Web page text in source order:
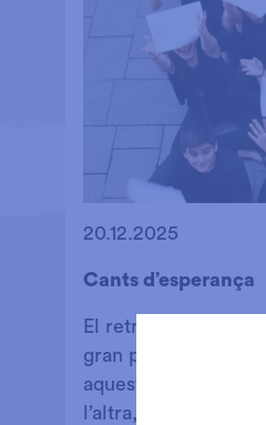
20.12.2025
Cants d’esperança
El retrobament al
gran part de les
aquest va iniciar el
l’altra, és un